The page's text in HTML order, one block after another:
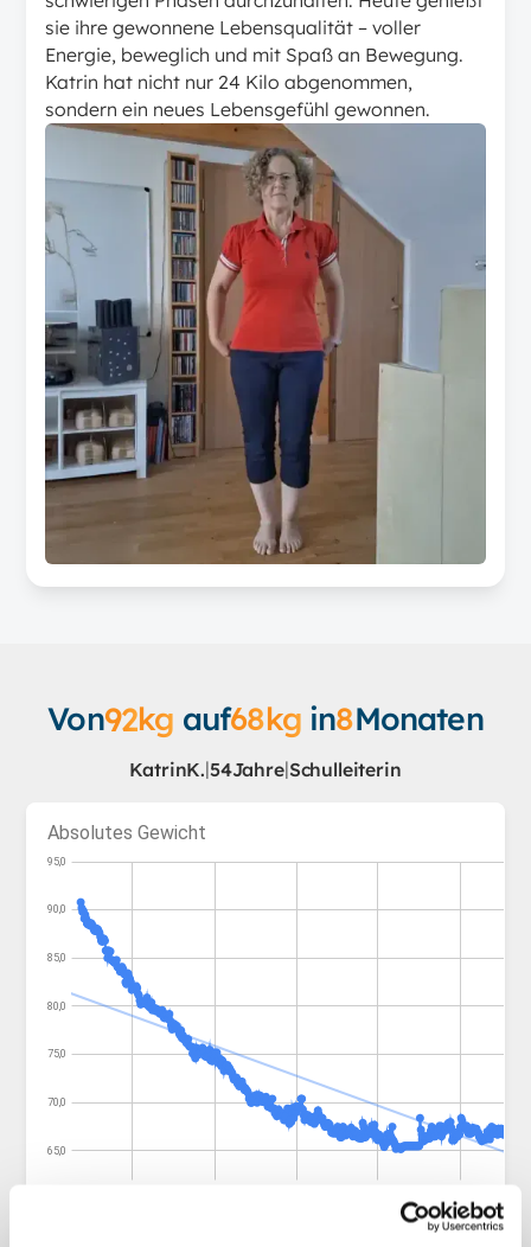
sie ihre gewonnene Lebensqualität – voller
Energie, beweglich und mit Spaß an Bewegung.
Katrin hat nicht nur 24 Kilo abgenommen,
sondern ein neues Lebensgefühl gewonnen.
Von92kg auf68kgin8Monaten
KatrinK.|54Jahre|Schulleiterin